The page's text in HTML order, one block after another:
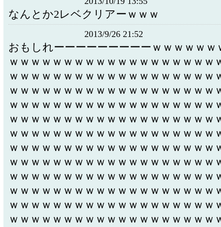
なんとか2レベクリアーｗｗｗ
2013/9/26 21:52
おもしれーーーーーーーーーｗｗｗｗｗｗ
ｗｗｗｗｗｗｗｗｗｗｗｗｗｗｗｗｗｗｗ
ｗｗｗｗｗｗｗｗｗｗｗｗｗｗｗｗｗｗｗ
ｗｗｗｗｗｗｗｗｗｗｗｗｗｗｗｗｗｗｗ
ｗｗｗｗｗｗｗｗｗｗｗｗｗｗｗｗｗｗｗ
ｗｗｗｗｗｗｗｗｗｗｗｗｗｗｗｗｗｗｗ
ｗｗｗｗｗｗｗｗｗｗｗｗｗｗｗｗｗｗｗ
ｗｗｗｗｗｗｗｗｗｗｗｗｗｗｗｗｗｗｗ
ｗｗｗｗｗｗｗｗｗｗｗｗｗｗｗｗｗｗｗ
ｗｗｗｗｗｗｗｗｗｗｗｗｗｗｗｗｗｗｗ
ｗｗｗｗｗｗｗｗｗｗｗｗｗｗｗｗｗｗｗ
ｗｗｗｗｗｗｗｗｗｗｗｗｗｗｗｗｗｗｗ
ｗｗｗｗｗｗｗｗｗｗｗｗｗｗｗｗｗｗｗ